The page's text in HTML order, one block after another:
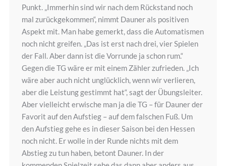
Punkt. „Immerhin sind wir nach dem Rückstand noch
mal zurückgekommen“, nimmt Dauner als positiven
Aspekt mit. Man habe gemerkt, dass die Automatismen
noch nicht greifen. „Das ist erst nach drei, vier Spielen
der Fall. Aber dann ist die Vorrunde ja schon rum.“
Gegen die TG wäre er mit einem Zähler zufrieden. „Ich
wäre aber auch nicht unglücklich, wenn wir verlieren,
aber die Leistung gestimmt hat“, sagt der Übungsleiter.
Aber vielleicht erwische man ja die TG – für Dauner der
Favorit auf den Aufstieg – auf dem falschen Fuß. Um
den Aufstieg gehe es in dieser Saison bei den Hessen
noch nicht. Er wolle in der Runde nichts mit dem
Abstieg zu tun haben, betont Dauner. In der